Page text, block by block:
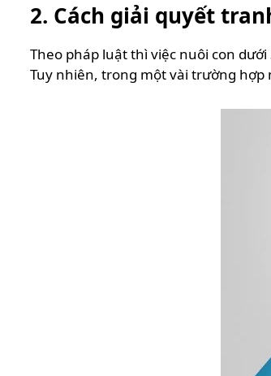
2. Cách giải quyết
Theo pháp luật thì việc nuôi con
Tuy nhiên, trong một vài trường